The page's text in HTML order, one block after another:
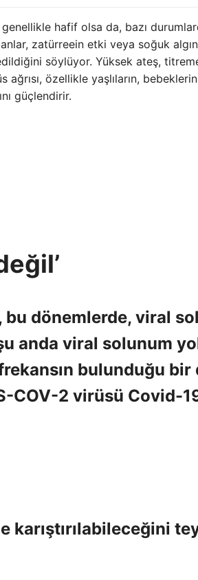
hafif olsa da, bazı
zatürreein etki veya soğuk
söylüyor. Yüksek ateş, titreme,
özellikle yaşlıların,
güçlendirir.
bu dönemlerde, viral
anda viral solunum
bulunduğu bir
COV-2 virüsü Covid-
karıştırılabileceğini